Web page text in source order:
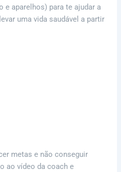
e aparelhos) para te ajudar a
uma vida saudável a partir
metas e não conseguir
ao vídeo da coach e